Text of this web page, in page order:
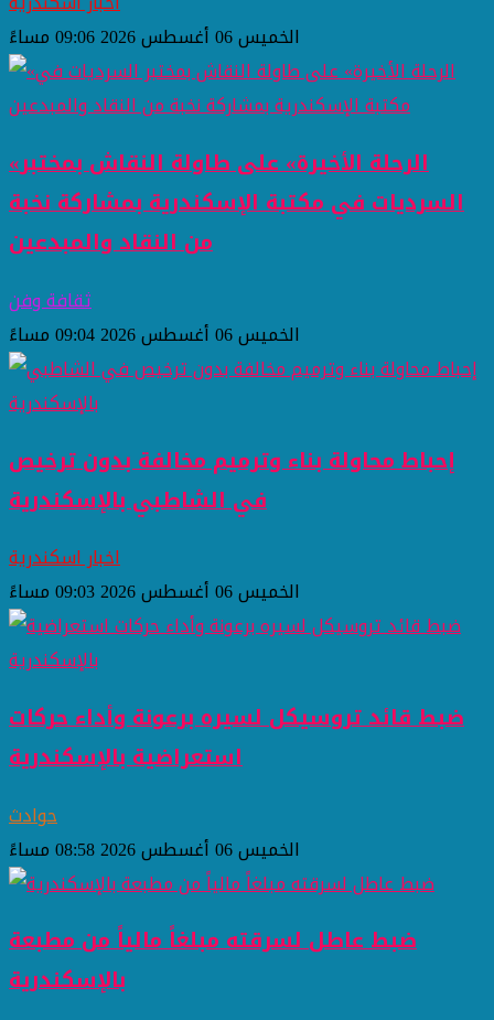
الخميس 06 أغسطس 2026 09:06 مساءً
«الرحلة الأخيرة» على طاولة النقاش بمختبر
السرديات في مكتبة الإسكندرية بمشاركة نخبة
من النقاد والمبدعين
ثقافة وفن
الخميس 06 أغسطس 2026 09:04 مساءً
إحباط محاولة بناء وترميم مخالفة بدون ترخيص
في الشاطبي بالإسكندرية
اخبار اسكندرية
الخميس 06 أغسطس 2026 09:03 مساءً
ضبط قائد تروسيكل لسيره برعونة وأداء حركات
استعراضية بالإسكندرية
حوادث
الخميس 06 أغسطس 2026 08:58 مساءً
ضبط عاطل لسرقته مبلغاً مالياً من مطبعة
بالإسكندرية